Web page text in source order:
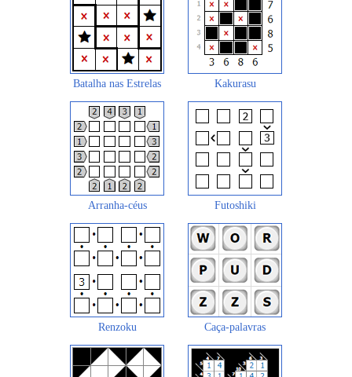
Batalha nas Estrelas Kakurasu
Arranha-céus Futoshiki
Renzoku Caça-palavras